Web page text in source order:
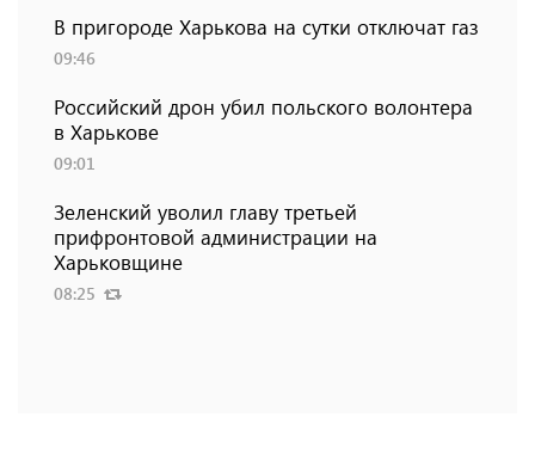
В пригороде Харькова на сутки отключат газ
09:46
Российский дрон убил польского волонтера
в Харькове
09:01
Зеленский уволил главу третьей
прифронтовой администрации на
Харьковщине
08:25